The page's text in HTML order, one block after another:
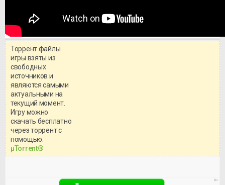
системными требованиями и
Торрент файлы
игры взяты из
свободных
источников и
являются самыми
актуальными на
текущий момент.
Игру можно
скачать бесплатно
через торрент с
помощью:
μTorrent®